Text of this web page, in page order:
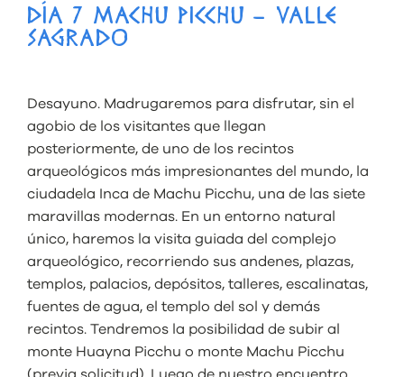
DÍA 7 MACHU PICCHU – VALLE
SAGRADO
Desayuno. Madrugaremos para disfrutar, sin el
agobio de los visitantes que llegan
posteriormente, de uno de los recintos
arqueológicos más impresionantes del mundo, la
ciudadela Inca de Machu Picchu, una de las siete
maravillas modernas. En un entorno natural
único, haremos la visita guiada del complejo
arqueológico, recorriendo sus andenes, plazas,
templos, palacios, depósitos, talleres, escalinatas,
fuentes de agua, el templo del sol y demás
recintos. Tendremos la posibilidad de subir al
monte Huayna Picchu o monte Machu Picchu